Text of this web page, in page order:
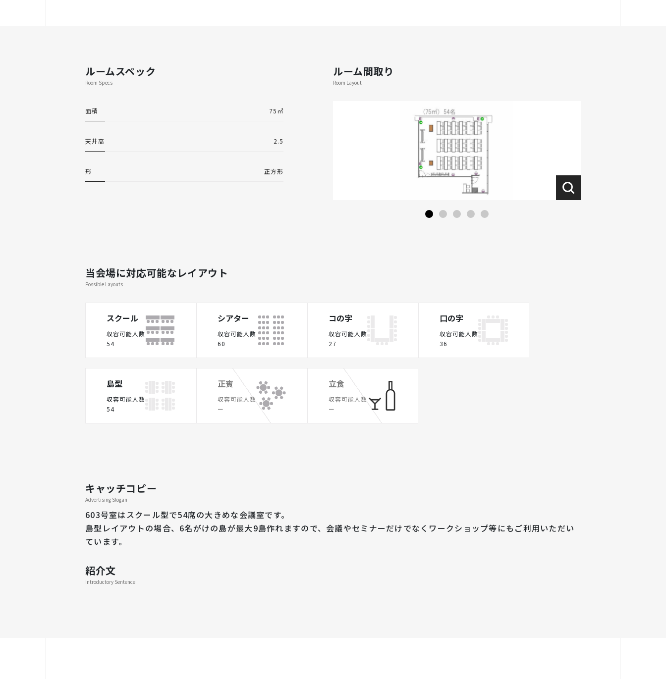
ルームスペック
Room Specs
面積 75㎡
天井高 2.5
形 正方形
ルーム間取り
Room Layout
当会場に対応可能なレイアウト
Possible Layouts
スクール
収容可能人数
54
シアター
収容可能人数
60
コの字
収容可能人数
27
口の字
収容可能人数
36
島型
収容可能人数
54
正賓
収容可能人数
ー
立食
収容可能人数
ー
キャッチコピー
Advertising Slogan
603号室はスクール型で54席の大きめな会議室です。
島型レイアウトの場合、6名がけの島が最大9島作れますので、会議やセミナーだけでなくワークショップ等にもご利用いただい
ています。
紹介文
Introductory Sentence